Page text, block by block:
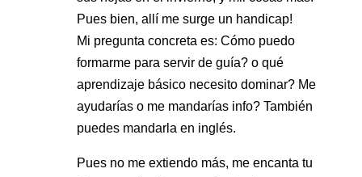
Pues bien, allí me surge un handicap!
Mi pregunta concreta es: Cómo puedo
formarme para servir de guía? o qué
aprendizaje básico necesito dominar? Me
ayudarías o me mandarías info? También
puedes mandarla en inglés.
Pues no me extiendo más, me encanta tu